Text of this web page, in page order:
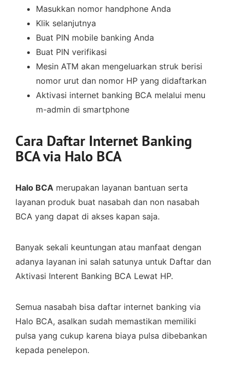
Masukkan nomor handphone Anda
Klik selanjutnya
Buat PIN mobile banking Anda
Buat PIN verifikasi
Mesin ATM akan mengeluarkan struk berisi
nomor urut dan nomor HP yang didaftarkan
Aktivasi internet banking BCA melalui menu
m-admin di smartphone
Cara Daftar Internet Banking
BCA via Halo BCA
Halo BCA merupakan layanan bantuan serta
layanan produk buat nasabah dan non nasabah
BCA yang dapat di akses kapan saja.
Banyak sekali keuntungan atau manfaat dengan
adanya layanan ini salah satunya untuk Daftar dan
Aktivasi Interent Banking BCA Lewat HP.
Semua nasabah bisa daftar internet banking via
Halo BCA, asalkan sudah memastikan memiliki
pulsa yang cukup karena biaya pulsa dibebankan
kepada penelepon.